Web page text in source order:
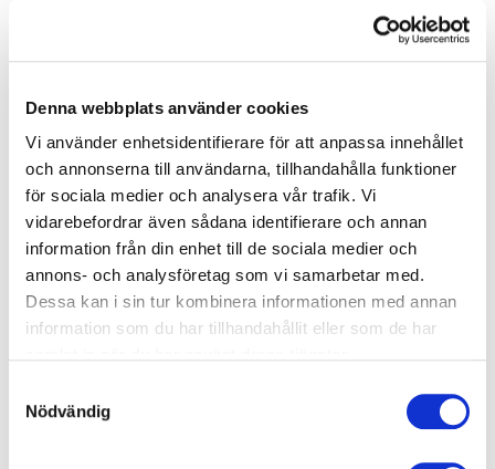
Denna webbplats använder cookies
Vi använder enhetsidentifierare för att anpassa innehållet
och annonserna till användarna, tillhandahålla funktioner
för sociala medier och analysera vår trafik. Vi
vidarebefordrar även sådana identifierare och annan
information från din enhet till de sociala medier och
annons- och analysföretag som vi samarbetar med.
Dessa kan i sin tur kombinera informationen med annan
information som du har tillhandahållit eller som de har
Nödvändig
Elektrofysiologiskt ingrepp
45,0
Ablation av förmaksflimmer
39,0
sjukvård